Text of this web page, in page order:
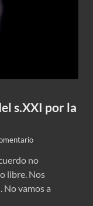
s.XXI por la
no
libre. Nos
No vamos a